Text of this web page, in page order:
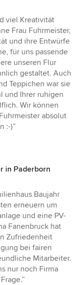
viel Kreativität
Frau Fuhrmeister,
und ihre Entwürfe
für uns passende
unseren Flur
gestaltet. Auch
Teppichen war sie
und Ihrer ruhigen
Wir können
absolut
:-)”
in Paderborn
Baujahr
erneuern um
und eine PV-
Fanenbruck hat
Zufriedenheit
bei fairen
Mitarbeiter.
nur noch Firma